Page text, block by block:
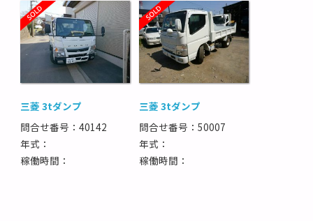
三菱 3tダンプ
問合せ番号：40142
年式：
稼働時間：
三菱 3tダンプ
問合せ番号：50007
年式：
稼働時間：